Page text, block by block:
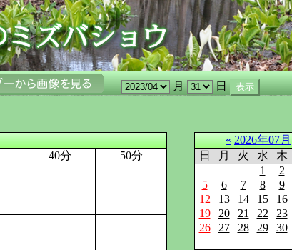
月 日
40分 50分
« 2026年07月
日
月 火 水 木
1
2
5
6 7 8 9
12
13 14 15 16
19
20 21 22 23
26
27 28 29 30